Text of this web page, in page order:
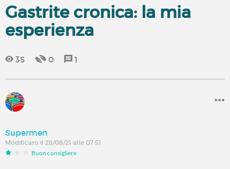
Gastrite cronica: la mia
esperienza
35 0 1
Supermen
Modificato il 28/08/21 alle 07:51
Buon consigliere